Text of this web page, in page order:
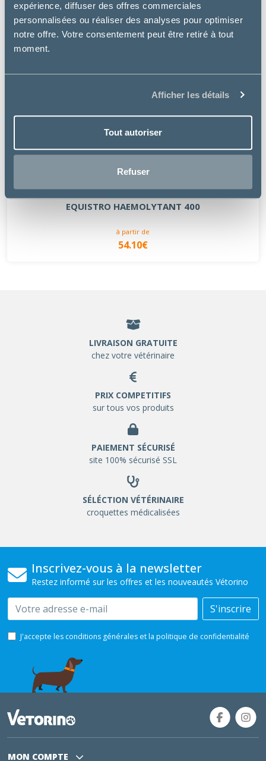
expérience, diffuser des offres commerciales
personnalisées ou réaliser des analyses pour optimiser
notre offre. Votre consentement peut être retiré à tout
moment.
Afficher les détails
Tout autoriser
Refuser
EQUISTRO HAEMOLYTANT 400
à partir de
54.10€
LIVRAISON GRATUITE
chez votre vétérinaire
PRIX COMPETITIFS
sur tous vos produits
PAIEMENT SÉCURISÉ
site 100% sécurisé SSL
SÉLÉCTION VÉTÉRINAIRE
croquettes médicalisées
Inscrivez-vous à la newsletter
Restez informé sur les offres et les nouveautés Vétorino
Email S'inscrire
J'accepte les conditions générales et la politique de confidentialité
MON COMPTE